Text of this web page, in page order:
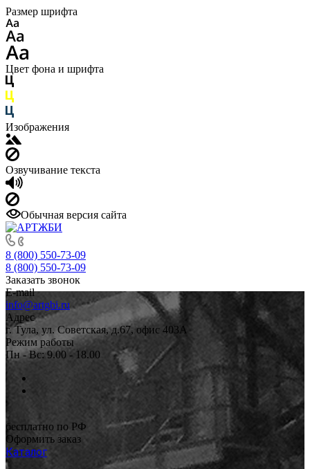
Размер шрифта
Цвет фона и шрифта
Изображения
Озвучивание текста
Обычная версия сайта
8 (800) 550-73-09
8 (800) 550-73-09
Заказать звонок
E-mail
info@artgbi.ru
Адрес
г. Тула, ул. Советская, д.67, офис 403А
Режим работы
Пн - Вс: 9.00 - 18.00
бесплатно по РФ
Оформить заказ
Каталог